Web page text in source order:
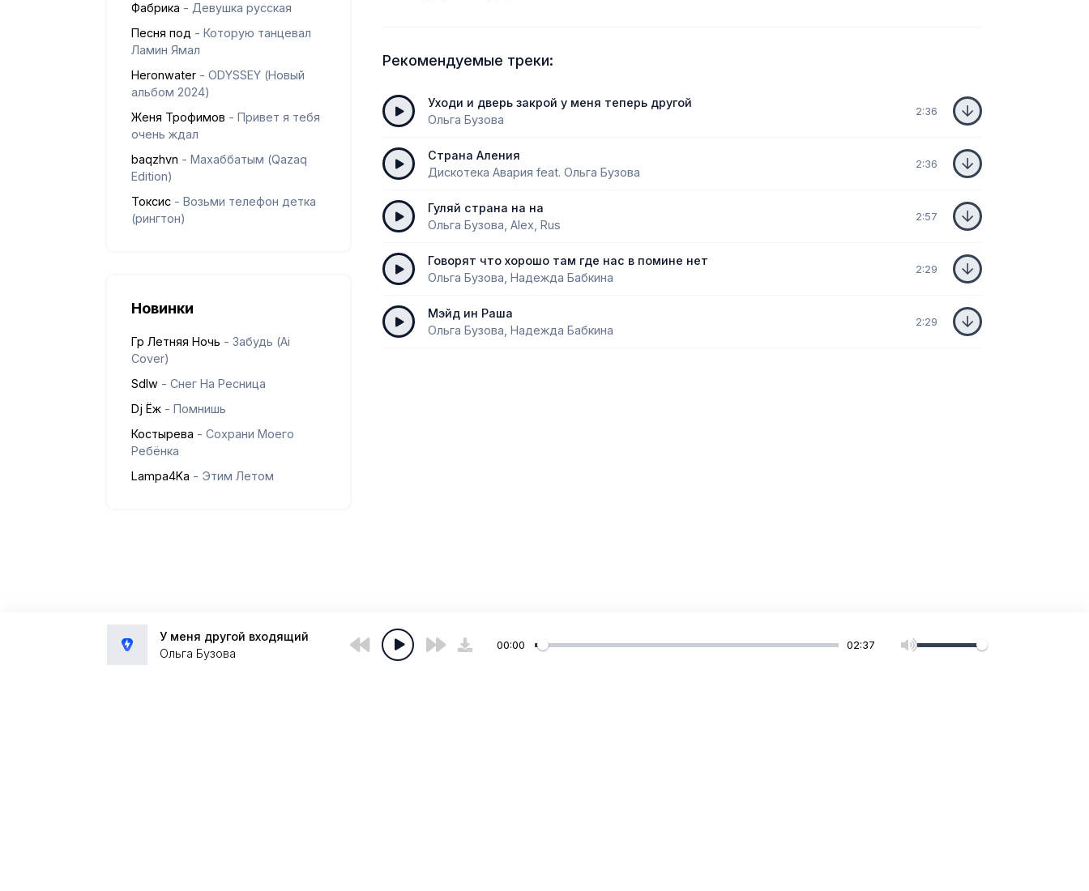
Фабрика - Девушка русская
Песня под - Которую танцевал
Ламин Ямал
Heronwater - ODYSSEY (Новый
альбом 2024)
Женя Трофимов - Привет я тебя
очень ждал
baqzhvn - Махаббатым (Qazaq
Edition)
Токсис - Возьми телефон детка
(рингтон)
Новинки
Гр Летняя Ночь - Забудь (Ai
Cover)
Sdlw - Снег На Ресница
Dj Ёж - Помнишь
Костырева - Сохрани Моего
Ребёнка
Lampa4Ka - Этим Летом
Рекомендуемые треки:
Уходи и дверь закрой у меня теперь другой
Ольга Бузова
2:36
Страна Аления
Дискотека Авария feat. Ольга Бузова
2:36
Гуляй страна на на
Ольга Бузова, Alex, Rus
2:57
Говорят что хорошо там где нас в помине нет
Ольга Бузова, Надежда Бабкина
2:29
Мэйд ин Раша
Ольга Бузова, Надежда Бабкина
2:29
У меня другой входящий
Ольга Бузова
00:00 02:37